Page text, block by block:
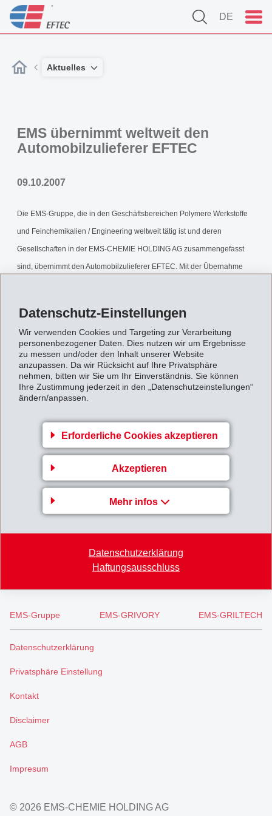
Datenschutz-Einstellungen
Wir verwenden Cookies und Targeting zur Verarbeitung
personenbezogener Daten. Dies nutzen wir um Ergebnisse
zu messen und/oder den Inhalt unserer Website
anzupassen. Da wir Rücksicht auf Ihre Privatsphäre
nehmen, bitten wir Sie um Ihr Einverständnis. Sie können
Ihre Zustimmung jederzeit in den „Datenschutzeinstellungen“
ändern/anpassen.
Erforderliche Cookies akzeptieren
Akzeptieren
Mehr infos
Datenschutzerklärung
Haftungsausschluss
DE
Aktuelles
EMS übernimmt weltweit den
Automobilzulieferer EFTEC
09.10.2007
Die EMS-Gruppe, die in den Geschäftsbereichen Polymere Werkstoffe
und Feinchemikalien / Engineering weltweit tätig ist und deren
Gesellschaften in der EMS-CHEMIE HOLDING AG zusammengefasst
sind, übernimmt den Automobilzulieferer EFTEC. Mit der Übernahme
Zurück zur Übersicht
Gruppenleitung
EFTEC AG
Hofstrasse 31
8590 Romanshorn
Switzerland
+41 71 466 43 00
eftec.com
EMS-Gruppe EMS-GRIVORY EMS-GRILTECH
Datenschutzerklärung
Privatsphäre Einstellung
Kontakt
Disclaimer
AGB
Impresum
© 2026 EMS-CHEMIE HOLDING AG